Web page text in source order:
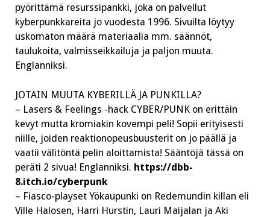
pyörittämä resurssipankki, joka on palvellut
kyberpunkkareita jo vuodesta 1996. Sivuilta löytyy
uskomaton määrä materiaalia mm. säännöt,
taulukoita, valmisseikkailuja ja paljon muuta.
Englanniksi.
JOTAIN MUUTA KYBERILLÄ JA PUNKILLA?
– Lasers & Feelings -hack CYBER/PUNK on erittäin
kevyt mutta kromiakin kovempi peli! Sopii erityisesti
niille, joiden reaktionopeusbuusterit on jo päällä ja
vaatii välitöntä pelin aloittamista! Sääntöjä tässä on
peräti 2 sivua! Englanniksi. https://dbb-
8.itch.io/cyberpunk
– Fiasco-playset Yökaupunki on Redemundin killan eli
Ville Halosen, Harri Hurstin, Lauri Maijalan ja Aki